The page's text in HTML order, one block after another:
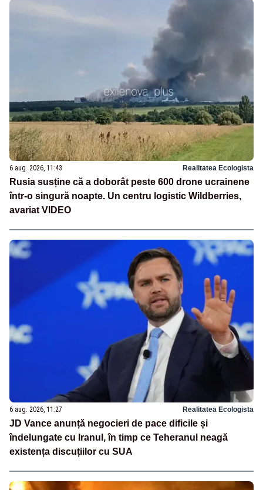
6 aug. 2026, 11:43 Realitatea Ecologista
Rusia susține că a doborât peste 600 drone ucrainene
într-o singură noapte. Un centru logistic Wildberries,
avariat VIDEO
6 aug. 2026, 11:27 Realitatea Ecologista
JD Vance anunță negocieri de pace dificile și
îndelungate cu Iranul, în timp ce Teheranul neagă
existența discuțiilor cu SUA